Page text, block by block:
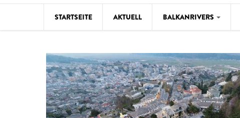
STARTSEITE AKTUELL BALKANRIVERS
Karte
Studien
Fotos